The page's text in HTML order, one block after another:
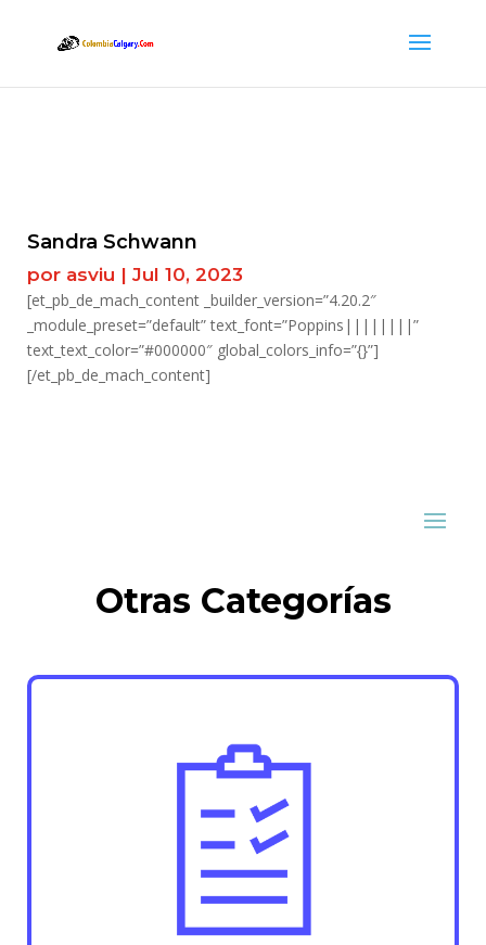
Sandra Schwann
por asviu | Jul 10, 2023
[et_pb_de_mach_content _builder_version=”4.20.2″
_module_preset=”default” text_font=”Poppins||||||||”
text_text_color=”#000000″ global_colors_info=”{}”]
[/et_pb_de_mach_content]
Otras Categorías